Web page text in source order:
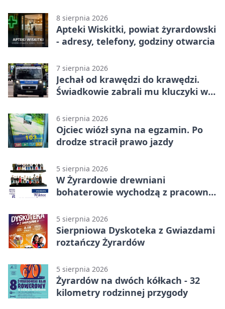
8 sierpnia 2026
Apteki Wiskitki, powiat żyrardowski
- adresy, telefony, godziny otwarcia
7 sierpnia 2026
Jechał od krawędzi do krawędzi.
Świadkowie zabrali mu kluczyki w
6 sierpnia 2026
Ojciec wiózł syna na egzamin. Po
drodze stracił prawo jazdy
5 sierpnia 2026
W Żyrardowie drewniani
bohaterowie wychodzą z pracowni
5 sierpnia 2026
Sierpniowa Dyskoteka z Gwiazdami
roztańczy Żyrardów
5 sierpnia 2026
Żyrardów na dwóch kółkach - 32
kilometry rodzinnej przygody